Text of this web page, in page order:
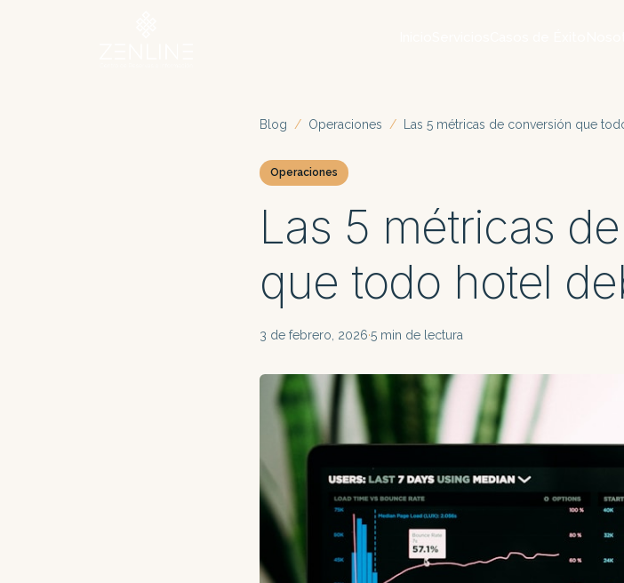
Blog / Operaciones / Las 5 métricas de conversión que
Operaciones
Las 5 métricas
que todo hotel
3 de febrero, 2026·5 min de lectura